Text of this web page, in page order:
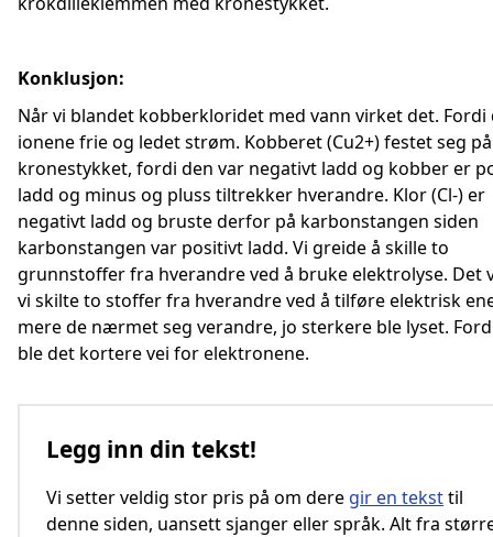
Konklusjon:
Når vi blandet kobberkloridet med vann virket det. Fordi
ionene frie og ledet strøm. Kobberet (Cu2+) festet seg på
kronestykket, fordi den var negativt ladd og kobber er
ladd og minus og pluss tiltrekker hverandre. Klor (Cl-) er
negativt ladd og bruste derfor på karbonstangen siden
karbonstangen var positivt ladd. Vi greide å skille to
grunnstoffer fra hverandre ved å bruke elektrolyse. Det
vi skilte to stoffer fra hverandre ved å tilføre elektrisk
mere de nærmet seg verandre, jo sterkere ble lyset.
ble det kortere vei for elektronene.
Legg inn din tekst!
Vi setter veldig stor pris på om dere gir en teksttil
denne siden, uansett sjanger eller språk. Alt fra